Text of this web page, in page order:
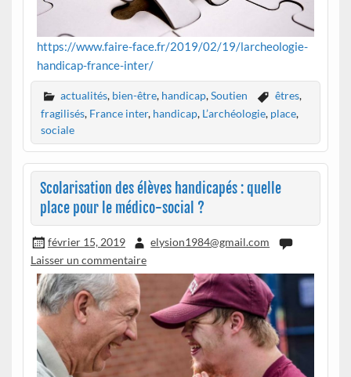
https://www.faire-face.fr/2019/02/19/larcheologie-
handicap-france-inter/
actualités, bien-être, handicap,Soutien êtres,
fragilisés, France inter, handicap, L’archéologie, place,
sociale
Scolarisation des élèves handicapés : quelle
place pour le médico-social ?
février 15, 2019
elysion1984@gmail.com
Laisser un commentaire